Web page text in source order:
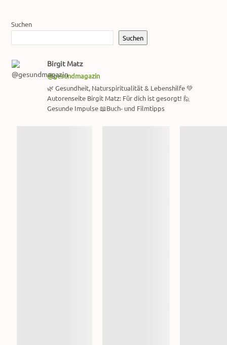
Suchen
Suchen
Birgit Matz
@gesundmagazin
🌿 Gesundheit, Naturspiritualität & Lebenshilfe 💚
Autorenseite Birgit Matz: Für dich ist gesorgt! 🙋
Gesunde Impulse 📖Buch- und Filmtipps